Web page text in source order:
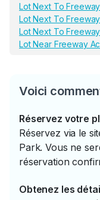
Lot Next To
Lot Next To
Lot Next To
Lot Near Freeway
Voici
Réservez votre
Réservez via le
Park. Vous ne
réservation
Obtenez les